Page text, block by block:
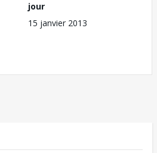
jour
15 janvier 2013